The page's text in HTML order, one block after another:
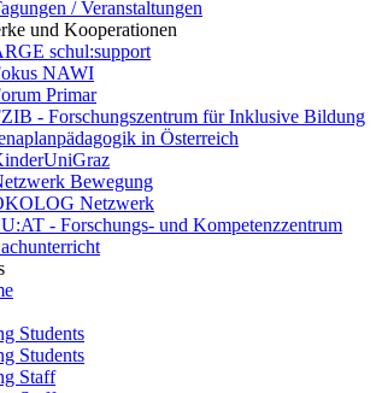
/ Veranstaltungen
und Kooperationen
schul:support
NAWI
Primar
- Forschungszentrum für Inklusive Bildung
in Österreich
Bewegung
Netzwerk
- Forschungs- und Kompetenzzentrum
Students
Students
Staff